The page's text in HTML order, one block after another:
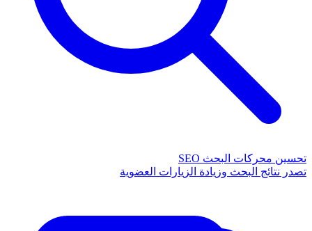
تحسين محركات البحث SEO
تصدر نتائج البحث وزيادة الزيارات العضوية